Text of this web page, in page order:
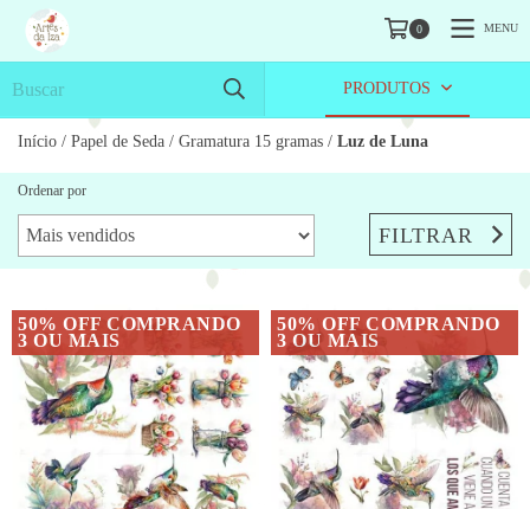
0 MENU
PRODUTOS
Início / Papel de Seda / Gramatura 15 gramas / Luz de Luna
Ordenar por
FILTRAR
50% OFF COMPRANDO
3 OU MAIS
50% OFF COMPRANDO
3 OU MAIS